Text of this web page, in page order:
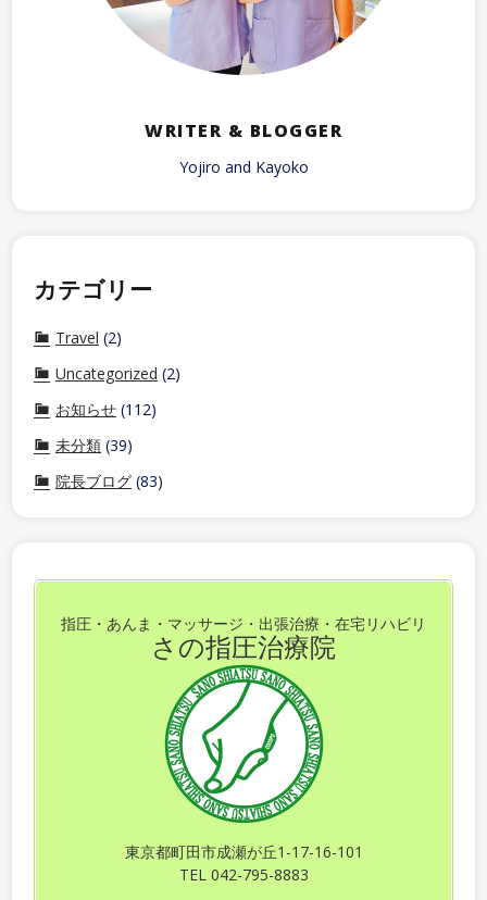
WRITER & BLOGGER
Yojiro and Kayoko
カテゴリー
Travel (2)
Uncategorized (2)
お知らせ (112)
未分類 (39)
院長ブログ (83)
指圧・あんま・マッサージ・出張治療・在宅リハビリ
さの指圧治療院
東京都町田市成瀬が丘1-17-16-101
TEL 042-795-8883